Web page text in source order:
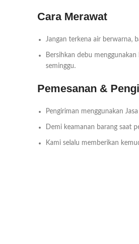
Cara Merawat
Jangan terkena air berwarna,
Bersihkan debu
seminggu.
Pemesanan &
Pengiriman menggunakan
Demi keamanan barang saat
Kami selalu memberikan